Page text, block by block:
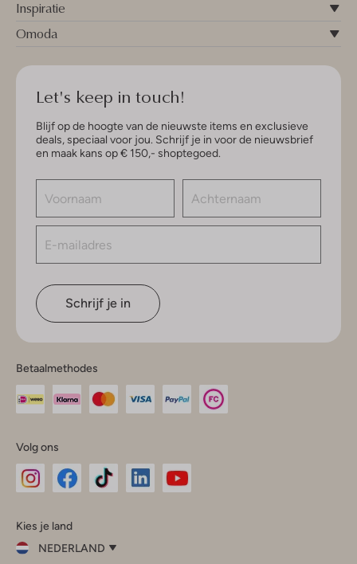
Inspiratie
Omoda
Let's keep in touch!
Blijf op de hoogte van de nieuwste items en exclusieve
deals, speciaal voor jou. Schrijf je in voor de nieuwsbrief
en maak kans op € 150,- shoptegoed.
Schrijf je in
Betaalmethodes
Volg ons
InstagramFacebook
Kies je land
NEDERLAND